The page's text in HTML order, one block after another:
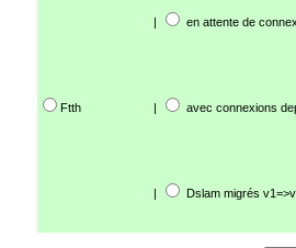
| en attente de
Ftth | avec connexions
| Dslam migrés